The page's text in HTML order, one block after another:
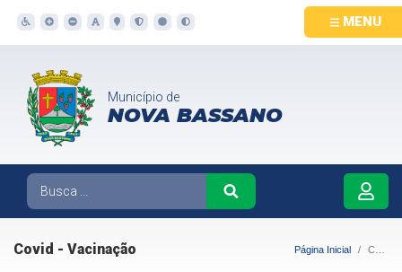
MENU
Município de
NOVA BASSANO
Covid - Vacinação Página Inicial Covid - Vacinação